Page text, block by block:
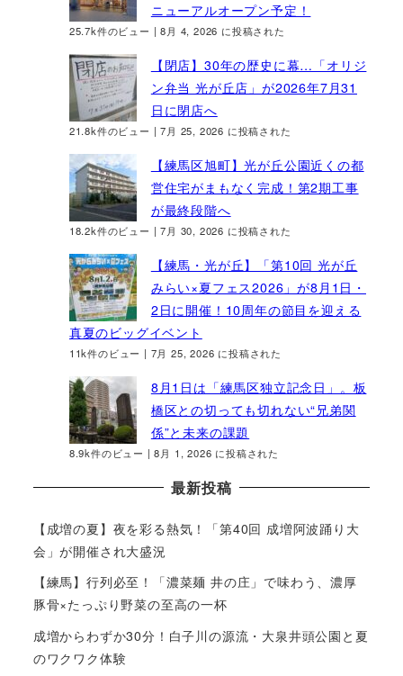
ニューアルオープン予定！
25.7k件のビュー |8月 4, 2026 に投稿された
【閉店】30年の歴史に幕…「オリジ
ン弁当 光が丘店」が2026年7月31
日に閉店へ
21.8k件のビュー |7月 25, 2026 に投稿された
【練馬区旭町】光が丘公園近くの都
営住宅がまもなく完成！第2期工事
が最終段階へ
18.2k件のビュー |7月 30, 2026 に投稿された
【練馬・光が丘】「第10回 光が丘
みらい×夏フェス2026」が8月1日・
2日に開催！10周年の節目を迎える
真夏のビッグイベント
11k件のビュー | 7月 25, 2026 に投稿された
8月1日は「練馬区独立記念日」。板
橋区との切っても切れない“兄弟関
係”と未来の課題
8.9k件のビュー |8月 1, 2026 に投稿された
最新投稿
【成増の夏】夜を彩る熱気！「第40回 成増阿波踊り大
会」が開催され大盛況
【練馬】行列必至！「濃菜麺 井の庄」で味わう、濃厚
豚骨×たっぷり野菜の至高の一杯
成増からわずか30分！白子川の源流・大泉井頭公園と夏
のワクワク体験